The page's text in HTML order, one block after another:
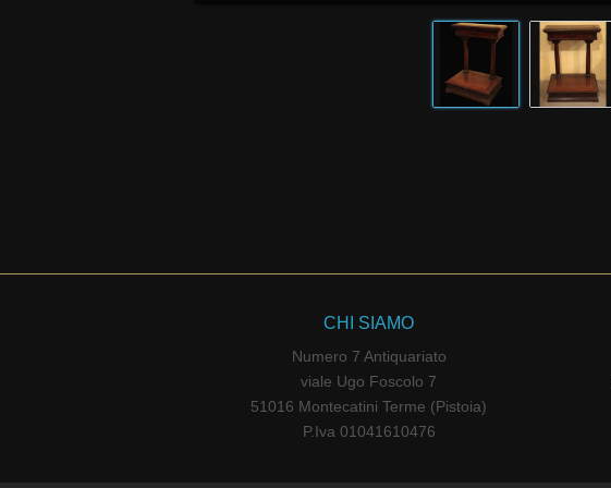
CHI SIAMO
Numero 7 Antiquariato
viale Ugo Foscolo 7
51016 Montecatini Terme (Pistoia)
P.Iva 01041610476